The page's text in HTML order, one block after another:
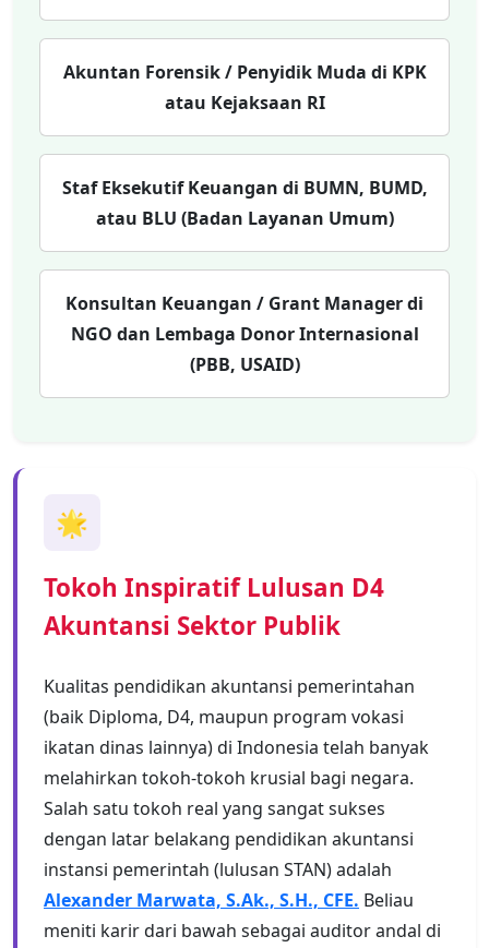
Akuntan Forensik / Penyidik Muda di KPK
atau Kejaksaan RI
Staf Eksekutif Keuangan di BUMN, BUMD,
atau BLU (Badan Layanan Umum)
Konsultan Keuangan / Grant Manager di
NGO dan Lembaga Donor Internasional
(PBB, USAID)
🌟
Tokoh Inspiratif Lulusan D4
Akuntansi Sektor Publik
Kualitas pendidikan akuntansi pemerintahan
(baik Diploma, D4, maupun program vokasi
ikatan dinas lainnya) di Indonesia telah banyak
melahirkan tokoh-tokoh krusial bagi negara.
Salah satu tokoh real yang sangat sukses
dengan latar belakang pendidikan akuntansi
instansi pemerintah (lulusan STAN) adalah
Alexander Marwata, S.Ak., S.H., CFE. Beliau
meniti karir dari bawah sebagai auditor andal di